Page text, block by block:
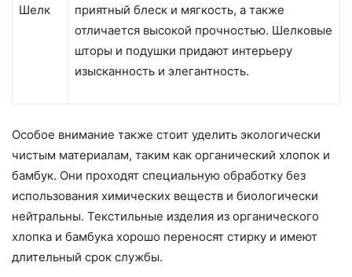
Шелк
приятный блеск и мягкость, а также
отличается высокой прочностью. Шелковые
шторы и подушки придают интерьеру
изысканность и элегантность.
Особое внимание также стоит уделить экологически
чистым материалам, таким как органический хлопок и
бамбук. Они проходят специальную обработку без
использования химических веществ и биологически
нейтральны. Текстильные изделия из органического
хлопка и бамбука хорошо переносят стирку и имеют
длительный срок службы.